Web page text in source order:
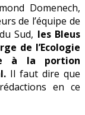
Domenech,
de l’équipe de
Sud, les Bleus
de l’Ecologie
à la portion
Il faut dire que
en ce